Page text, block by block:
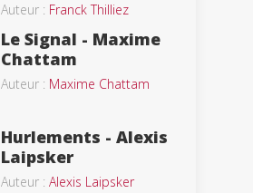
Auteur : Franck Thilliez
Le Signal - Maxime
Chattam
Auteur : Maxime Chattam
Hurlements - Alexis
Laipsker
Auteur : Alexis Laipsker